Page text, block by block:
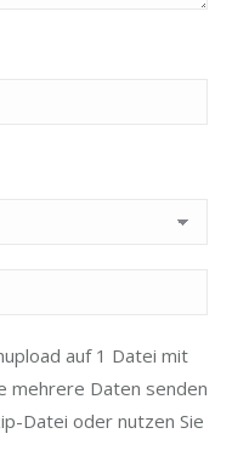
auf 1 Datei mit
mehrere Daten senden
Datei oder nutzen Sie